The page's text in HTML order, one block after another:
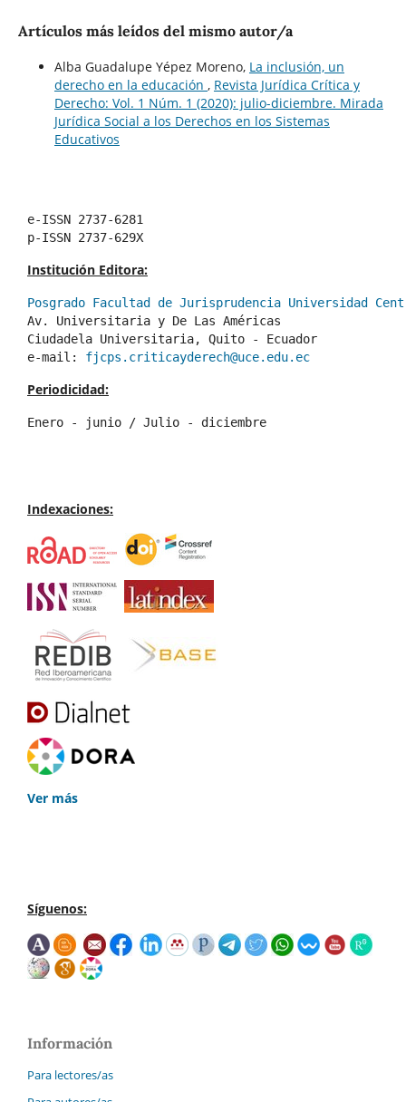
Artículos más leídos del mismo autor/a
Alba Guadalupe Yépez Moreno, La inclusión, un
derecho en la educación , Revista Jurídica Crítica y
Derecho: Vol. 1 Núm. 1 (2020): julio-diciembre. Mirada
Jurídica Social a los Derechos en los Sistemas
Educativos
e-ISSN 2737-6281
p-ISSN 2737-629X
Institución Editora:
Posgrado Facultad de Jurisprudencia Universidad
Av. Universitaria y De Las Américas
Ciudadela Universitaria, Quito - Ecuador
e-mail: fjcps.criticayderech@uce.edu.ec
Periodicidad:
Enero - junio / Julio - diciembre
Indexaciones:
Ver más
Síguenos:
Información
Para lectores/as